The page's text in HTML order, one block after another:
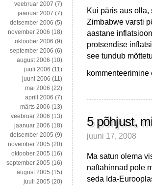
Kui päris aus olla,
Zimbabwe varsti
aastane
protsendise
see tundub
Zimbabwe:
töötud,
000
000%
inflatsiooni
5 põhjust,
juuni 17, 2008
Ma satun olema
naftahinnad pole
seda Ida-
veebruar 2007 (7)
jaanuar 2007 (7)
detsember 2006 (5)
november 2006 (18)
oktoober 2006 (9)
september 2006 (6)
august 2006 (10)
juuli 2006 (11)
juuni 2006 (11)
mai 2006 (22)
aprill 2006 (7)
märts 2006 (13)
veebruar 2006 (13)
jaanuar 2006 (18)
detsember 2005 (9)
november 2005 (20)
oktoober 2005 (16)
september 2005 (16)
august 2005 (15)
juuli 2005 (20)